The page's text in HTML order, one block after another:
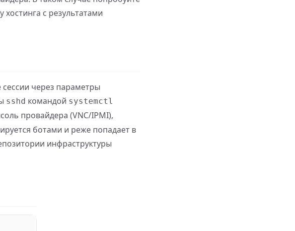
с результатами
через параметры
sshd командой systemctl
провайдера (VNC/IPMI),
ботами и реже попадает в
инфраструктуры